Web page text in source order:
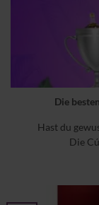
Die
Hast du
Die